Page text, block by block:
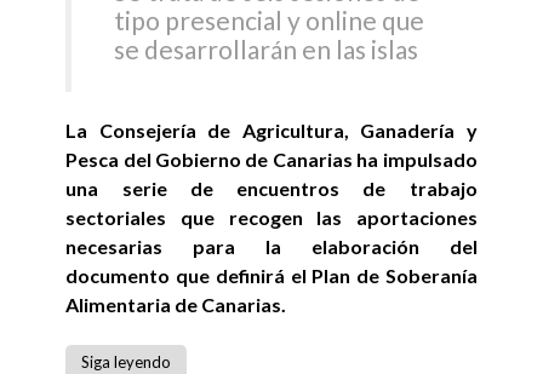
tipo presencial y online que
se desarrollarán en las islas
La Consejería de Agricultura, Ganadería y
Pesca del Gobierno de Canarias ha impulsado
una serie de encuentros de trabajo
sectoriales que recogen las aportaciones
necesarias para la elaboración del
documento que definirá el Plan de Soberanía
Alimentaria de Canarias.
Siga leyendo